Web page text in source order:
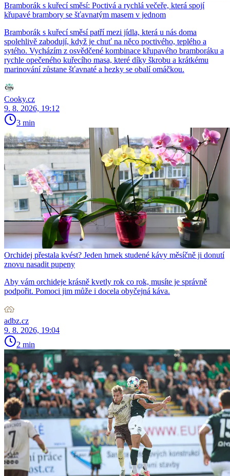
Bramborák s kuřecí směsí: Poctivá a rychlá večeře, která spojí
křupavé brambory se šťavnatým masem v jednom
Bramborák s kuřecí směsí patří mezi jídla, která u nás doma
spolehlivě zabodují, když je chuť na něco poctivého, teplého a
sytého. Vycházím z osvědčené kombinace křupavého bramboráku a
rychle opečeného kuřecího masa, které díky škrobu a krátkému
marinování zůstane šťavnaté a hezky se obalí omáčkou.
Cooky.cz
9. 8. 2026, 19:12
3 min
Orchidej přestala kvést? Jeden hrnek studené kávy měsíčně ji donutí
znovu nasadit pupeny
Aby vám orchideje krásně kvetly rok co rok, musíte je správně
podpořit. Pomoci jim může i docela obyčejná káva.
adbz.cz
9. 8. 2026, 19:04
2 min